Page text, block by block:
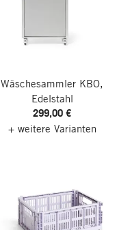
Wäschesammler KBO,
Edelstahl
299,00 €
+ weitere Varianten